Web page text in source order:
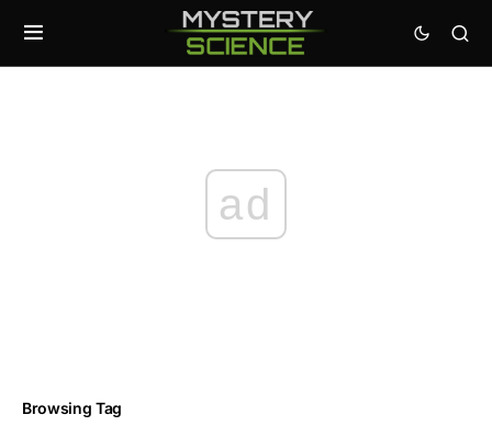
ad
Browsing Tag